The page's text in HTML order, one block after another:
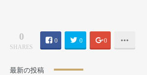
0
SHARES
0 0 0
最新の投稿